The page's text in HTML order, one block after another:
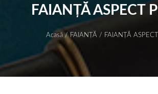
FAIANŢĂ ASPECT
Acasă/ FAIANŢĂ / FAIANŢĂ